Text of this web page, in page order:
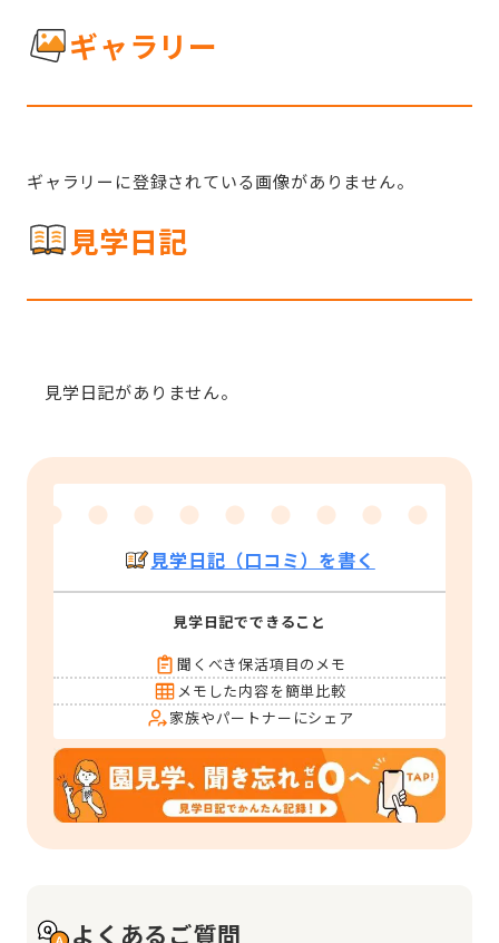
ギャラリー
ギャラリーに登録されている画像がありません。
見学日記
見学日記がありません。
見学日記（口コミ）を書く
見学日記でできること
聞くべき保活項目のメモ
メモした内容を簡単比較
家族やパートナーにシェア
よくあるご質問